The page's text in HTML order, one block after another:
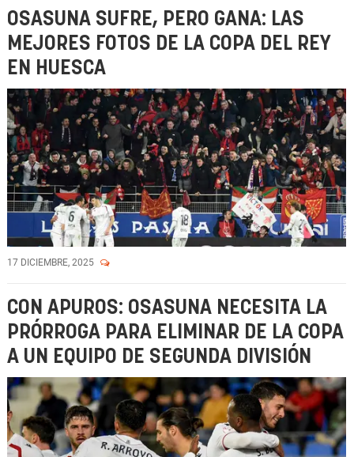
OSASUNA SUFRE, PERO GANA: LAS
MEJORES FOTOS DE LA COPA DEL REY
EN HUESCA
17 DICIEMBRE, 2025
CON APUROS: OSASUNA NECESITA LA
PRÓRROGA PARA ELIMINAR DE LA COPA
A UN EQUIPO DE SEGUNDA DIVISIÓN